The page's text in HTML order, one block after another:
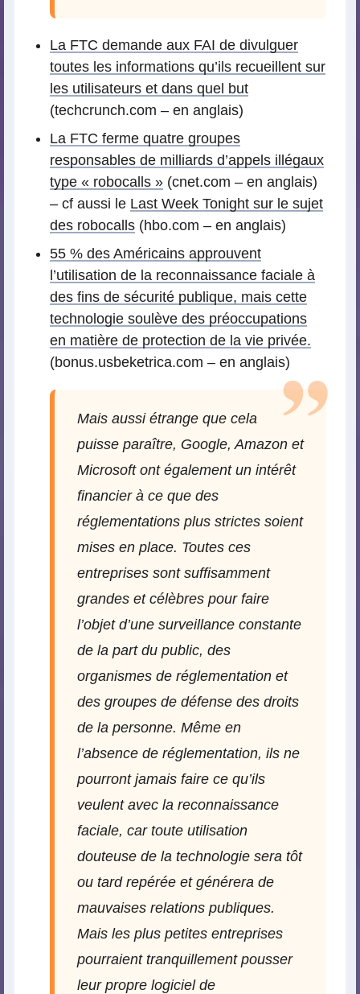
La FTC demande aux FAI de divulguer
toutes les informations qu’ils recueillent sur
les utilisateurs et dans quel but
(techcrunch.com – en anglais)
La FTC ferme quatre groupes
responsables de milliards d’appels illégaux
type « robocalls » (cnet.com – en anglais)
– cf aussi le Last Week Tonight sur le sujet
des robocalls (hbo.com – en anglais)
55 % des Américains approuvent
l’utilisation de la reconnaissance faciale à
des fins de sécurité publique, mais cette
technologie soulève des préoccupations
en matière de protection de la vie privée.
(bonus.usbeketrica.com – en anglais)
Mais aussi étrange que cela
puisse paraître, Google, Amazon et
Microsoft ont également un intérêt
financier à ce que des
réglementations plus strictes soient
mises en place. Toutes ces
entreprises sont suffisamment
grandes et célèbres pour faire
l’objet d’une surveillance constante
de la part du public, des
organismes de réglementation et
des groupes de défense des droits
de la personne. Même en
l’absence de réglementation, ils ne
pourront jamais faire ce qu’ils
veulent avec la reconnaissance
faciale, car toute utilisation
douteuse de la technologie sera tôt
ou tard repérée et générera de
mauvaises relations publiques.
Mais les plus petites entreprises
pourraient tranquillement pousser
leur propre logiciel de